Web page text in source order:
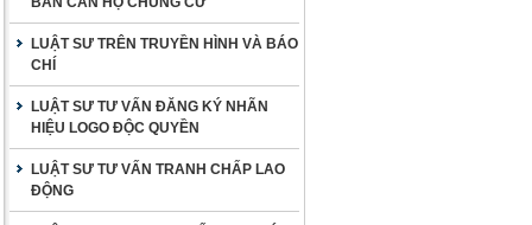
LUẬT SƯ TRÊN TRUYỀN HÌNH VÀ BÁO
CHÍ
LUẬT SƯ TƯ VẤN ĐĂNG KÝ NHÃN
HIỆU LOGO ĐỘC QUYỀN
LUẬT SƯ TƯ VẤN TRANH CHẤP LAO
ĐỘNG